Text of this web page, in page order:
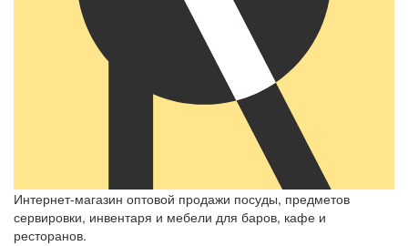
Интернет-магазин оптовой продажи посуды, предметов
сервировки, инвентаря и мебели для баров, кафе и
ресторанов.